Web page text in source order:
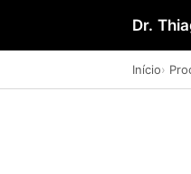
Dr.
Início